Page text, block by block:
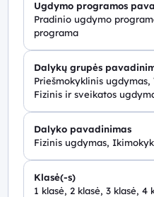
Ugdymo programos
Pradinio ugdymo
programa
Dalykų grupės
Priešmokyklinis
Fizinis ir sveikatos
Dalyko pavadinimas
Fizinis ugdymas,
Klasė(-s)
1 klasė, 2 klasė, 3 klasė, 4